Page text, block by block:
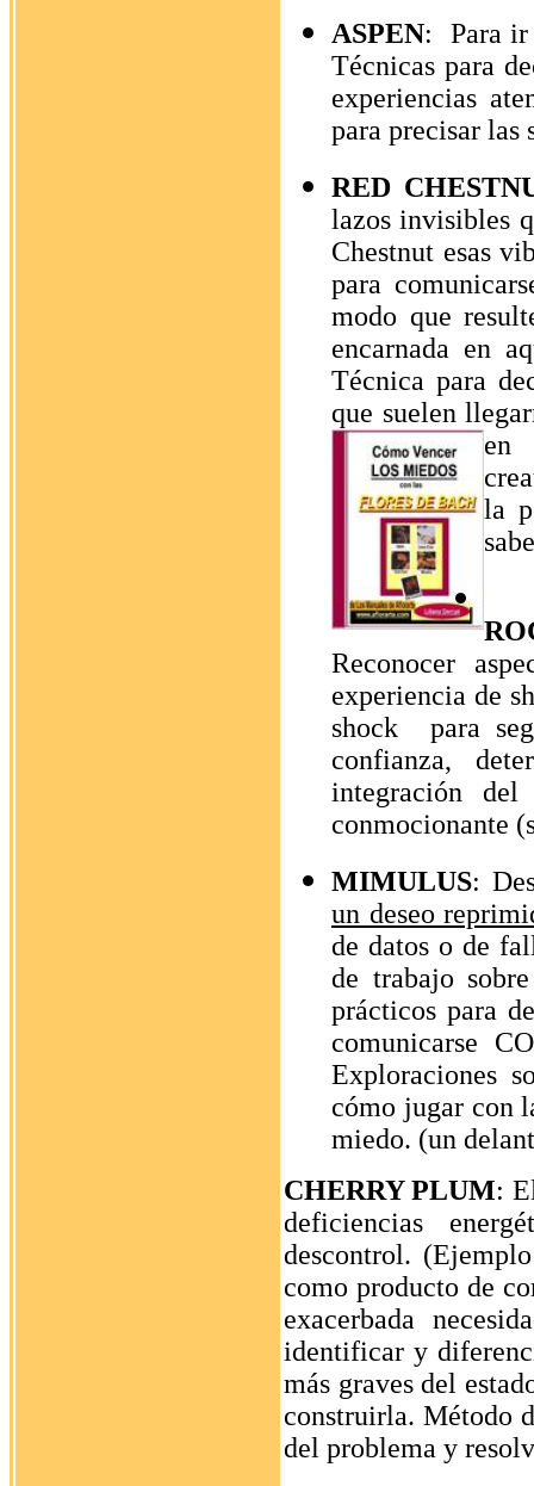
ASPEN:
Para
Técnicas para
experiencias
para precisar las
RED
lazos invisibles
Chestnut esas
para
modo que
encarnada en
Técnica para
que suelen
en
la
Reconocer
experiencia de
shock
para
confianza,
integración del
conmocionante
MIMULUS:
un deseo
de datos o de
de trabajo
prácticos para
comunicarse
Exploraciones
cómo jugar con
miedo. (un
CHERRY PLUM:
deficiencias
descontrol.
como producto de
exacerbada
identificar y
más graves del
construirla. Método
del problema y